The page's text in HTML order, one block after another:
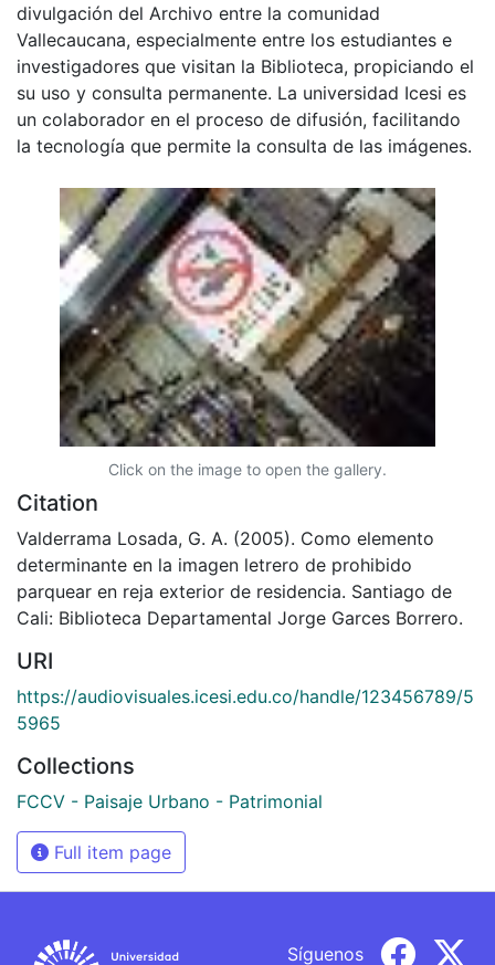
divulgación del Archivo entre la comunidad
Vallecaucana, especialmente entre los estudiantes e
investigadores que visitan la Biblioteca, propiciando el
su uso y consulta permanente. La universidad Icesi es
un colaborador en el proceso de difusión, facilitando
la tecnología que permite la consulta de las imágenes.
Click on the image to open the gallery.
Citation
Valderrama Losada, G. A. (2005). Como elemento
determinante en la imagen letrero de prohibido
parquear en reja exterior de residencia. Santiago de
Cali: Biblioteca Departamental Jorge Garces Borrero.
URI
https://audiovisuales.icesi.edu.co/handle/123456789/5
5965
Collections
FCCV - Paisaje Urbano - Patrimonial
Full item page
Síguenos